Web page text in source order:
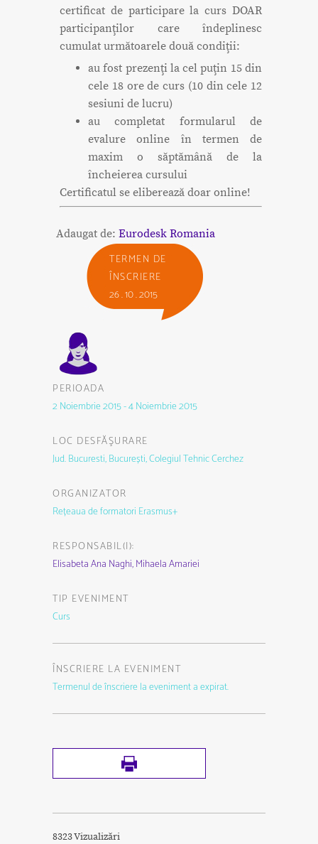
certificat de participare la curs DOAR
participanţilor care îndeplinesc
cumulat următoarele două condiţii:
au fost prezenţi la cel puţin 15 din
cele 18 ore de curs (10 din cele 12
sesiuni de lucru)
au completat formularul de
evalure online în termen de
maxim o săptămână de la
încheierea cursului
Certificatul se eliberează doar online!
Adaugat de: Eurodesk Romania
TERMEN DE
ÎNSCRIERE
26 . 10 . 2015
PERIOADA
2 Noiembrie 2015 - 4 Noiembrie 2015
LOC DESFĂŞURARE
Jud. Bucuresti, București, Colegiul Tehnic Cerchez
ORGANIZATOR
Rețeaua de formatori Erasmus+
RESPONSABIL(I):
Elisabeta Ana Naghi,Mihaela Amariei
TIP EVENIMENT
Curs
ÎNSCRIERE LA EVENIMENT
Termenul de înscriere la eveniment a expirat.
8323 Vizualizări